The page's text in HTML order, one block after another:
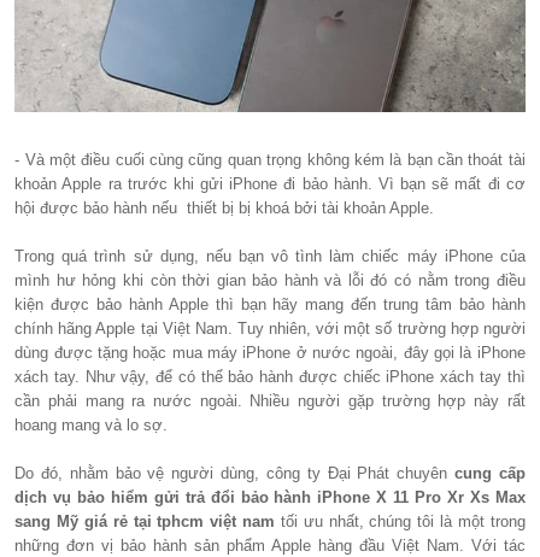
- Và một điều cuối cùng cũng quan trọng không kém là bạn cần thoát tài
khoản Apple ra trước khi gửi iPhone đi bảo hành. Vì bạn sẽ mất đi cơ
hội được bảo hành nếu thiết bị bị khoá bởi tài khoản Apple.
Trong quá trình sử dụng, nếu bạn vô tình làm chiếc máy iPhone của
mình hư hỏng khi còn thời gian bảo hành và lỗi đó có nằm trong điều
kiện được bảo hành Apple thì bạn hãy mang đến trung tâm bảo hành
chính hãng Apple tại Việt Nam. Tuy nhiên, với một số trường hợp người
dùng được tặng hoặc mua máy iPhone ở nước ngoài, đây gọi là iPhone
xách tay. Như vậy, để có thể bảo hành được chiếc iPhone xách tay thì
cần phải mang ra nước ngoài. Nhiều người gặp trường hợp này rất
hoang mang và lo sợ.
Do đó, nhằm bảo vệ người dùng, công ty Đại Phát chuyên cung cấp
dịch vụ bảo hiểm gửi trả đổi bảo hành iPhone X 11 Pro Xr Xs Max
sang Mỹ giá rẻ tại tphcm việt nam tối ưu nhất, chúng tôi là một trong
những đơn vị bảo hành sản phẩm Apple hàng đầu Việt Nam. Với tác